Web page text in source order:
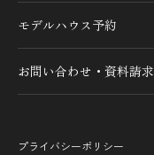
モデルハウス予約
お問い合わせ・資料請求
プライバシーポリシー